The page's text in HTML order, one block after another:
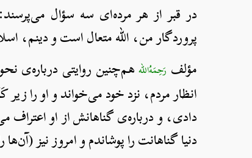
در قبر از هر مرده‌ای سه سؤال
پروردگار من، الله متعال است و دینم،
مؤلف رَحِمَهُ‌اللههم‌چنین روایتی درباره‌ی
انظار مردم، نزد خود می‌خواند و او را
دادی، و درباره‌ی گناهانش از او
دنیا گناهانت را پوشاندم و امروز نیز